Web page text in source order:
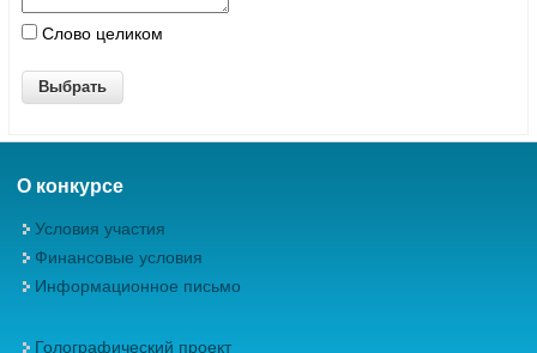
Слово целиком
О конкурсе
Условия участия
Финансовые условия
Информационное письмо
Голографический проект